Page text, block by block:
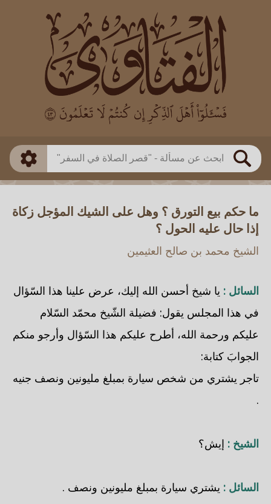
بحث
العالم
بن باز
بن العثيمين
اللجنة الدائمة
طريقة البحث
ذكي
ما حكم بيع التورق ؟ وهل على الشيك المؤجل زكاة
إذا حال عليه الحول ؟
الشيخ محمد بن صالح العثيمين
السائل : يا شيخ أحسن الله إليك، عرض علينا هذا السّؤال
في هذا المجلس يقول: فضيلة الشّيخ محمّد السّلام
عليكم ورحمة الله، أطرح عليكم هذا السّؤال وأرجو منكم
الجوابَ كتابة:
تاجر يشتري من شخص سيارة بمبلغ مليونين ونصف جنيه
.
الشيخ : إيش؟
السائل : يشتري سيارة بمبلغ مليونين ونصف .